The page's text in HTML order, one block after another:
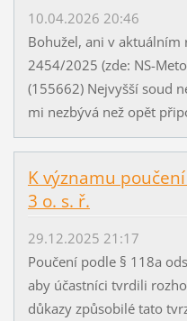
10.04.2026 20:46
Bohužel, ani v aktuálním
2454/2025 (zde: NS-
(155662) Nejvyšší soud
mi nezbývá než opět
K významu
3 o. s. ř.
29.12.2025 21:17
Poučení podle § 118a
aby účastníci tvrdili
důkazy způsobilé tato